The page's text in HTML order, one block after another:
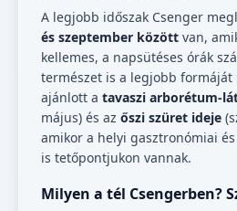
A legjobb időszak Csenger
és szeptember között van,
kellemes, a napsütéses órák
természet is a legjobb formáját
ajánlott a tavaszi arborétum-
május) és az őszi szüret ideje
amikor a helyi gasztronómiai
is tetőpontjukon vannak.
Milyen a tél Csengerben?